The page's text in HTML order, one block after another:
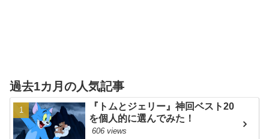
過去1カ月の人気記事
『トムとジェリー』神回ベスト20
を個人的に選んでみた！
606 views